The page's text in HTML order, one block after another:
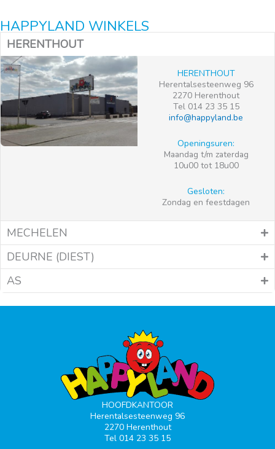
HAPPYLAND WINKELS
HERENTHOUT
HERENTHOUT
Herentalsesteenweg 96
2270 Herenthout
Tel 014 23 35 15
info@happyland.be
Openingsuren:
Maandag t/m zaterdag
10u00 tot 18u00
Gesloten:
Zondag en feestdagen
MECHELEN
DEURNE (DIEST)
AS
HOOFDKANTOOR
Herentalsesteenweg 96
2270 Herenthout
Tel 014 23 35 15